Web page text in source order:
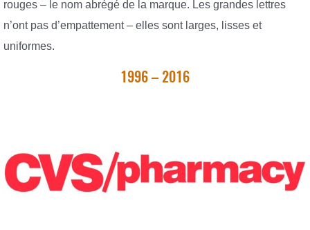
rouges – le nom abrégé de la marque. Les grandes lettres
n’ont pas d’empattement – elles sont larges, lisses et
uniformes.
1996 – 2016